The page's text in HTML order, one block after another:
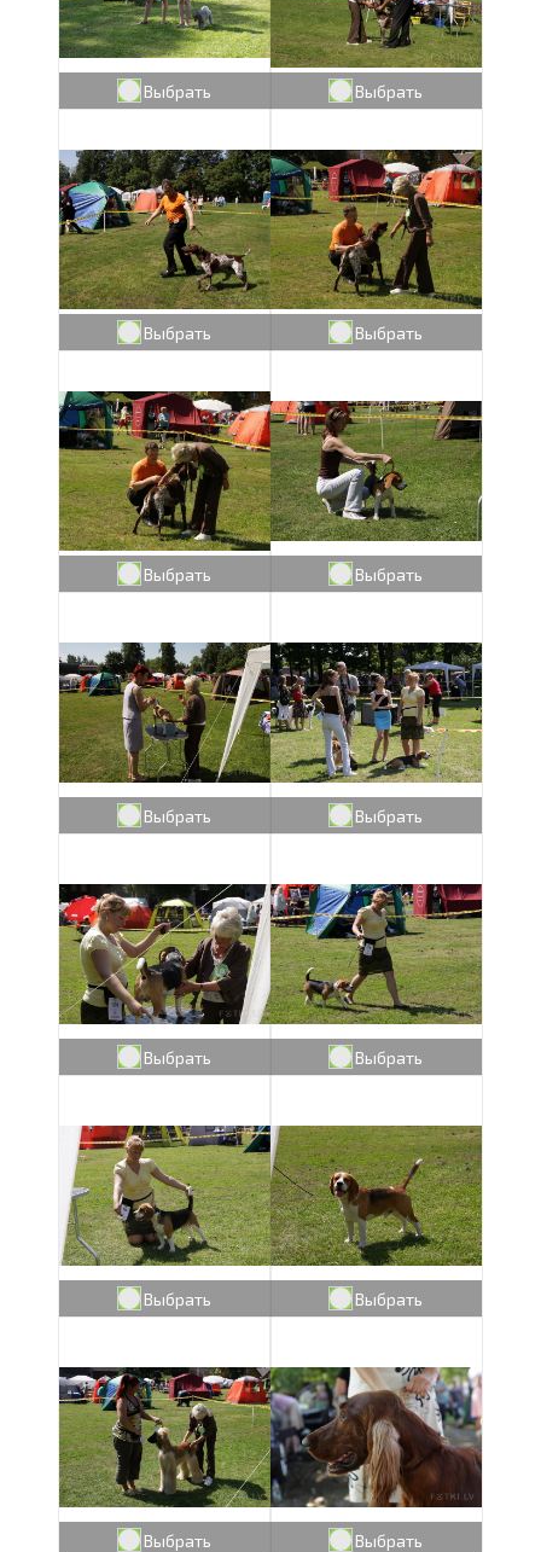
Выбрать Выбрать
Выбрать Выбрать
Выбрать Выбрать
Выбрать Выбрать
Выбрать Выбрать
Выбрать Выбрать
Выбрать Выбрать